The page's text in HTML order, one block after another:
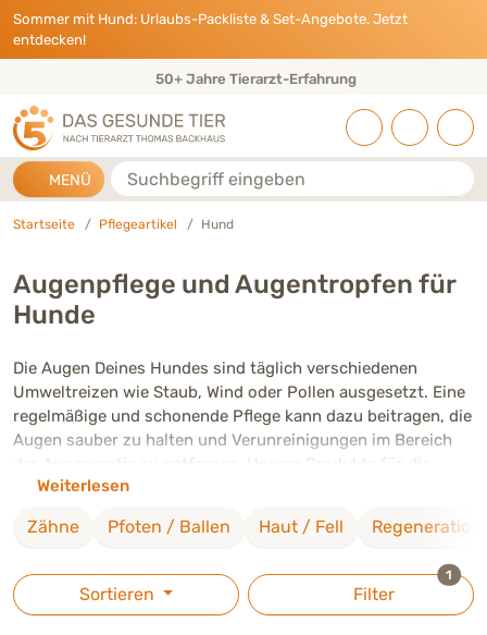
Direkt zu:
INHALT
HAUPTMENÜ
FOOTER
Sommer mit Hund: Urlaubs-Packliste & Set-Angebote. Jetzt
entdecken!
50+ Jahre Tierarzt-Erfahrung
MENÜ Suche
Startseite Pflegeartikel Hund
Augenpflege und Augentropfen für
Hunde
Die Augen Deines Hundes sind täglich verschiedenen
Umweltreizen wie Staub, Wind oder Pollen ausgesetzt. Eine
regelmäßige und schonende Pflege kann dazu beitragen, die
Augen sauber zu halten und Verunreinigungen im Bereich
der Augenpartie zu entfernen. Unsere Produkte für die
Augenpflege von Hunden enthalten sorgfältig ausgewählte
lassen sich Augentropfen und Pflegeprodukte einfach in die
Reinigung und Pflege der Augen im Alltag begleiten.
Weiterlesen
Zähne Pfoten / Ballen Haut / Fell Regeneration
Sortieren Filter
1